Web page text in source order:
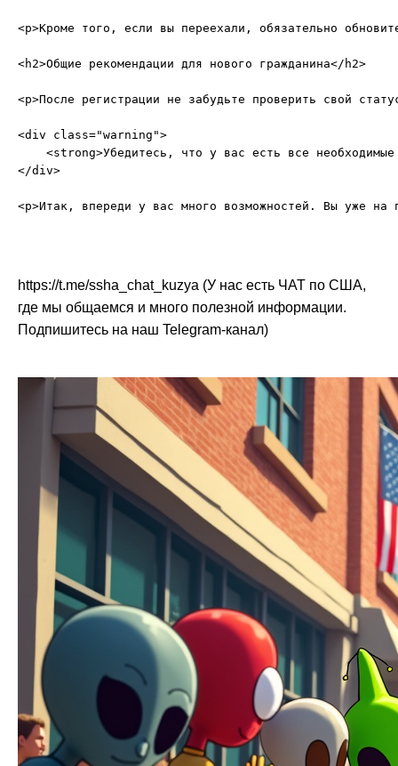
<p>Кроме того, если вы переехали, обязательно
<h2>Общие рекомендации для нового гражданина</h2>
<p>После регистрации не забудьте проверить свой
<div class="warning">
<strong>Убедитесь, что у вас есть все
</div>
https://t.me/ssha_chat_kuzya (У нас есть ЧАТ по США,
где мы общаемся и много полезной информации.
Подпишитесь на наш Telegram-канал)